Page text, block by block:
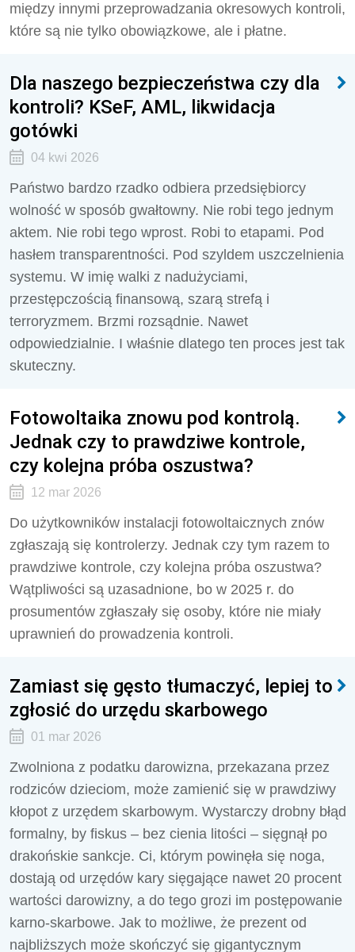
między innymi przeprowadzania okresowych kontroli,
które są nie tylko obowiązkowe, ale i płatne.
Dla naszego bezpieczeństwa czy dla
kontroli? KSeF, AML, likwidacja
gotówki
04 kwi 2026
Państwo bardzo rzadko odbiera przedsiębiorcy
wolność w sposób gwałtowny. Nie robi tego jednym
aktem. Nie robi tego wprost. Robi to etapami. Pod
hasłem transparentności. Pod szyldem uszczelnienia
systemu. W imię walki z nadużyciami,
przestępczością finansową, szarą strefą i
terroryzmem. Brzmi rozsądnie. Nawet
odpowiedzialnie. I właśnie dlatego ten proces jest tak
skuteczny.
Fotowoltaika znowu pod kontrolą.
Jednak czy to prawdziwe kontrole,
czy kolejna próba oszustwa?
12 mar 2026
Do użytkowników instalacji fotowoltaicznych znów
zgłaszają się kontrolerzy. Jednak czy tym razem to
prawdziwe kontrole, czy kolejna próba oszustwa?
Wątpliwości są uzasadnione, bo w 2025 r. do
prosumentów zgłaszały się osoby, które nie miały
uprawnień do prowadzenia kontroli.
Zamiast się gęsto tłumaczyć, lepiej to
zgłosić do urzędu skarbowego
01 mar 2026
Zwolniona z podatku darowizna, przekazana przez
rodziców dzieciom, może zamienić się w prawdziwy
kłopot z urzędem skarbowym. Wystarczy drobny błąd
formalny, by fiskus – bez cienia litości – sięgnął po
drakońskie sankcje. Ci, którym powinęła się noga,
dostają od urzędów kary sięgające nawet 20 procent
wartości darowizny, a do tego grozi im postępowanie
karno-skarbowe. Jak to możliwe, że prezent od
najbliższych może skończyć się gigantycznym